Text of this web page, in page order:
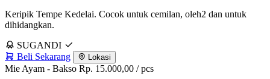
Keripik Tempe Kedelai. Cocok untuk cemilan, oleh2 dan untuk
dihidangkan.
SUGANDI
Beli Sekarang
Lokasi
Mie Ayam - Bakso Rp. 15.000,00 / pcs